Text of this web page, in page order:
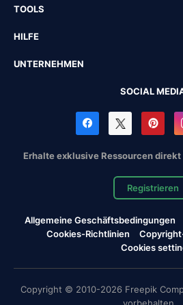
TOOLS
HILFE
UNTERNEHMEN
SOCIAL
Erhalte exklusive Ressourcen
Registrieren
Allgemeine Geschäftsbedingungen
Cookies-Richtlinien
Cookies
Copyright © 2010-2026 Freepik